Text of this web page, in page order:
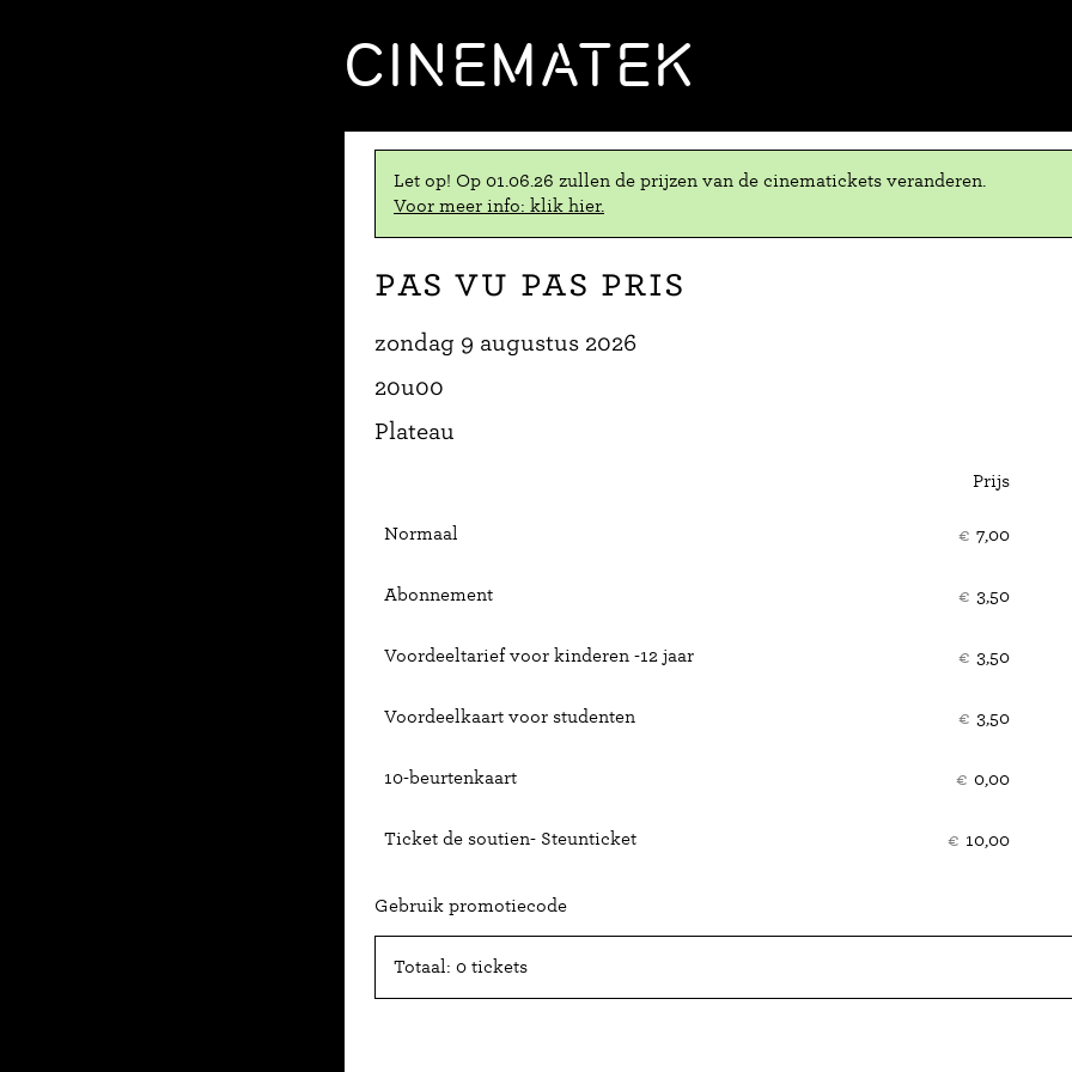
CINEMATEK
Let op! Op 01.06.26 zullen de prijzen van de cinematickets veranderen.
Voor meer info: klik hier.
Pas vu pas pris
zondag 9 augustus 2026
20u00
Plateau
Prijs
Normaal
€ 7,00
Abonnement € 3,50
Voordeeltarief voor kinderen -12 jaar € 3,50
Voordeelkaart voor studenten € 3,50
10-beurtenkaart € 0,00
Ticket de soutien- Steunticket € 10,00
Gebruik promotiecode
Totaal: 0 tickets